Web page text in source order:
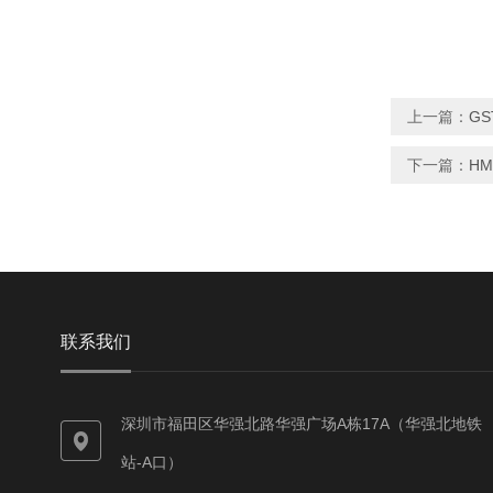
上一篇：
下一篇：
联系我们
深圳市福田区华强北路华强广场A栋17A（华强北地铁
站-A口）